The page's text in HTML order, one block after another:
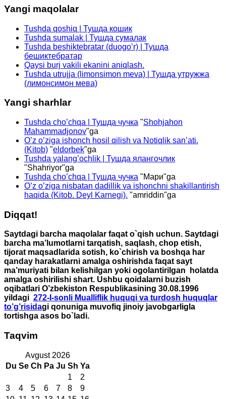
Yangi maqolalar
Tushda qoshiq | Тушда кошик
Tushda sumalak | Тушда сумалак
Tushda beshiktebratar (duogo’r) | Тушда
бешиктебратар
Qaysi burj vakili ekanini aniqlash.
Tushda utrujja (limonsimon meva) | Тушда утружжа
(лимонсимон мева)
Yangi sharhlar
Tushda cho’chqa | Тушда чучка "Shohjahon
Mahammadjonov"ga
O’z o’ziga ishonch hosil qilish va Notiqlik san’ati.
(Kitob) "eldorbek"ga
Tushda yalang’ochlik | Тушда ялангочлик
"Shahriyor"ga
Tushda cho’chqa | Тушда чучка "Мари"ga
O’z o’ziga nisbatan dadillik va ishonchni shakillantirish
haqida (Kitob. Deyl Karnegi). "amriddin"ga
Diqqat!
Saytdagi barcha maqolalar faqat o`qish uchun. Saytdagi
barcha ma’lumotlarni tarqatish, saqlash, chop etish,
tijorat maqsadlarida sotish, ko`chirish va boshqa har
qanday harakatlarni amalga oshirishda faqat sayt
ma’muriyati bilan kelishilgan yoki ogolantirilgan holatda
amalga oshirilishi shart. Ushbu qoidalarni buzish
oqibatlari O’zbekiston Respublikasining 30.08.1996
yildagi 272-I-sonli Mualliflik huquqi va turdosh huquqlar
to’g’risidagi qonuniga muvofiq jinoiy javobgarligla
tortishga asos bo`ladi.
Taqvim
Avgust 2026
Du Se Ch Pa Ju Sh Ya
1
2
3
4 5 6 7 8
9